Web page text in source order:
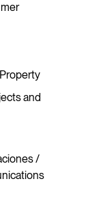
and
/